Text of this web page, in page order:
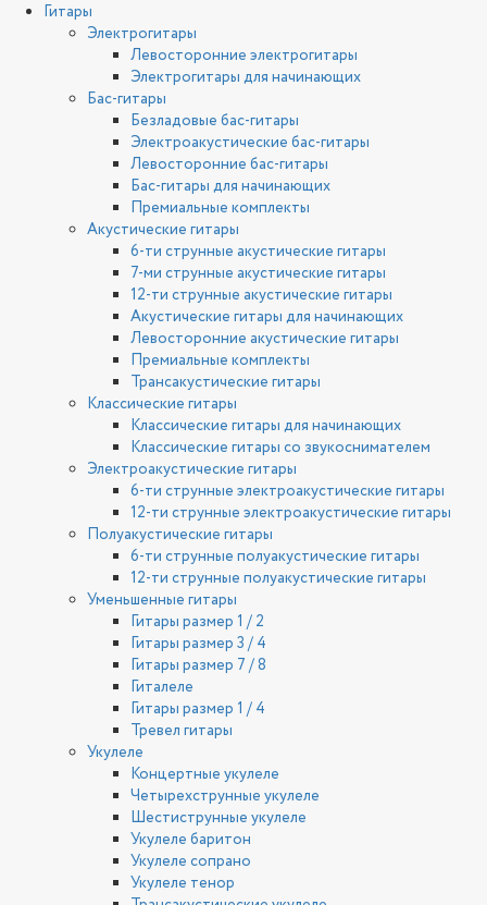
Гитары
Электрогитары
Левосторонние электрогитары
Электрогитары для начинающих
Бас-гитары
Безладовые бас-гитары
Электроакустические бас-гитары
Левосторонние бас-гитары
Бас-гитары для начинающих
Премиальные комплекты
Акустические гитары
6-ти струнные акустические гитары
7-ми струнные акустические гитары
12-ти струнные акустические гитары
Акустические гитары для начинающих
Левосторонние акустические гитары
Премиальные комплекты
Трансакустические гитары
Классические гитары
Классические гитары для начинающих
Классические гитары со звукоснимателем
Электроакустические гитары
6-ти струнные электроакустические гитары
12-ти струнные электроакустические гитары
Полуакустические гитары
6-ти струнные полуакустические гитары
12-ти струнные полуакустические гитары
Уменьшенные гитары
Гитары размер 1 / 2
Гитары размер 3 / 4
Гитары размер 7 / 8
Гиталеле
Гитары размер 1 / 4
Тревел гитары
Укулеле
Концертные укулеле
Четырехструнные укулеле
Шестиструнные укулеле
Укулеле баритон
Укулеле сопрано
Укулеле тенор